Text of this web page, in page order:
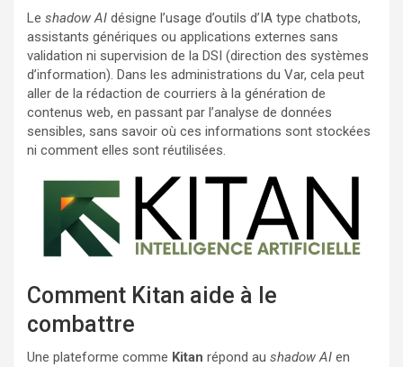
Le shadow AI désigne l’usage d’outils d’IA type chatbots,
assistants génériques ou applications externes sans
validation ni supervision de la DSI (direction des systèmes
d’information). Dans les administrations du Var, cela peut
aller de la rédaction de courriers à la génération de
contenus web, en passant par l’analyse de données
sensibles, sans savoir où ces informations sont stockées
ni comment elles sont réutilisées.
Comment Kitan aide à le
combattre
Une plateforme comme Kitan répond au shadow AI en